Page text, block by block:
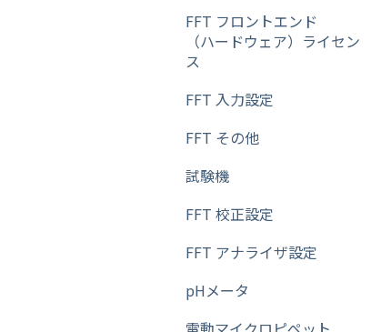
その他【フットスイッチ】
リー・ユニット】
料金ばかり
その他【コンパクト・プリ
FFT フロントエンド
（ハードウェア）ライセン
ス
FFT 入力設定
FFT その他
試験機
FFT 校正設定
FFT アナライザ設定
pHメータ